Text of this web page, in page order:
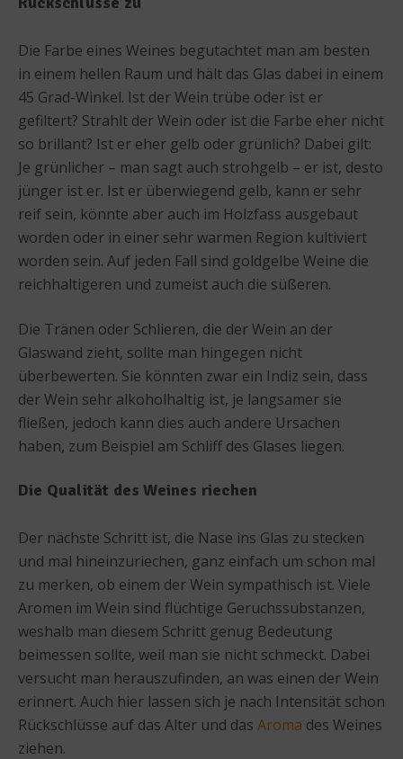
Die Farbe eines Weines begutachtet man am besten
in einem hellen Raum und hält das Glas dabei in einem
45 Grad-Winkel. Ist der Wein trübe oder ist er
gefiltert? Strahlt der Wein oder ist die Farbe eher nicht
so brillant? Ist er eher gelb oder grünlich? Dabei gilt:
Je grünlicher – man sagt auch strohgelb – er ist, desto
jünger ist er. Ist er überwiegend gelb, kann er sehr
reif sein, könnte aber auch im Holzfass ausgebaut
worden oder in einer sehr warmen Region kultiviert
worden sein. Auf jeden Fall sind goldgelbe Weine die
reichhaltigeren und zumeist auch die süßeren.
Die Tränen oder Schlieren, die der Wein an der
Glaswand zieht, sollte man hingegen nicht
überbewerten. Sie könnten zwar ein Indiz sein, dass
der Wein sehr alkoholhaltig ist, je langsamer sie
fließen, jedoch kann dies auch andere Ursachen
haben, zum Beispiel am Schliff des Glases liegen.
Die Qualität des Weines riechen
Der nächste Schritt ist, die Nase ins Glas zu stecken
und mal hineinzuriechen, ganz einfach um schon mal
zu merken, ob einem der Wein sympathisch ist. Viele
Aromen im Wein sind flüchtige Geruchssubstanzen,
weshalb man diesem Schritt genug Bedeutung
beimessen sollte, weil man sie nicht schmeckt. Dabei
versucht man herauszufinden, an was einen der Wein
erinnert. Auch hier lassen sich je nach Intensität schon
Rückschlüsse auf das Alter und das Aroma des Weines
ziehen.